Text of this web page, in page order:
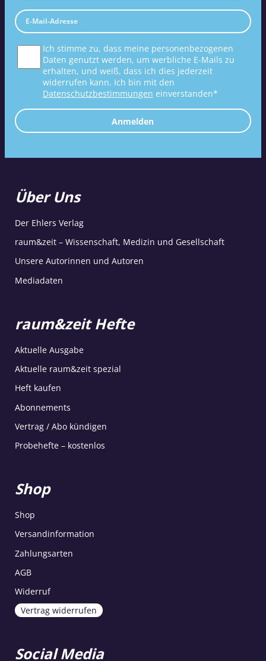
Ich stimme zu, dass meine personenbezogenen
Daten genutzt werden, um werbliche E-Mails zu
erhalten, und weiß, dass ich dies jederzeit
widerrufen kann. Ich bin mit den
Datenschutzbestimmungen einverstanden*
Anmelden
Über Uns
Der Ehlers Verlag
raum&zeit – Wissenschaft, Medizin und Gesellschaft
Unsere Autorinnen und Autoren
Mediadaten
raum&zeit Hefte
Aktuelle Ausgabe
Aktuelle raum&zeit spezial
Heft kaufen
Abonnements
Vertrag / Abo kündigen
Probehefte – kostenlos
Shop
Shop
Versandinformation
Zahlungsarten
AGB
Widerruf
Vertrag widerrufen
Social Media